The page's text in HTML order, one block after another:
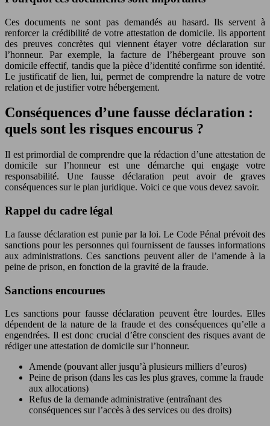
Ces documents ne sont pas demandés au hasard. Ils servent à
renforcer la crédibilité de votre attestation de domicile. Ils apportent
des preuves concrètes qui viennent étayer votre déclaration sur
l’honneur. Par exemple, la facture de l’hébergeant prouve son
domicile effectif, tandis que la pièce d’identité confirme son identité.
Le justificatif de lien, lui, permet de comprendre la nature de votre
relation et de justifier votre hébergement.
Conséquences d’une fausse déclaration :
quels sont les risques encourus ?
Il est primordial de comprendre que la rédaction d’une attestation de
domicile sur l’honneur est une démarche qui engage votre
responsabilité. Une fausse déclaration peut avoir de graves
conséquences sur le plan juridique. Voici ce que vous devez savoir.
Rappel du cadre légal
La fausse déclaration est punie par la loi. Le Code Pénal prévoit des
sanctions pour les personnes qui fournissent de fausses informations
aux administrations. Ces sanctions peuvent aller de l’amende à la
peine de prison, en fonction de la gravité de la fraude.
Sanctions encourues
Les sanctions pour fausse déclaration peuvent être lourdes. Elles
dépendent de la nature de la fraude et des conséquences qu’elle a
engendrées. Il est donc crucial d’être conscient des risques avant de
rédiger une attestation de domicile sur l’honneur.
Amende (pouvant aller jusqu’à plusieurs milliers d’euros)
Peine de prison (dans les cas les plus graves, comme la fraude
aux allocations)
Refus de la demande administrative (entraînant des
conséquences sur l’accès à des services ou des droits)